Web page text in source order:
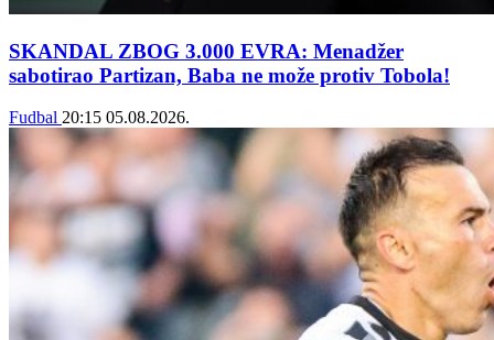
SKANDAL ZBOG 3.000 EVRA: Menadžer
sabotirao Partizan, Baba ne može protiv Tobola!
Fudbal 20:15 05.08.2026.